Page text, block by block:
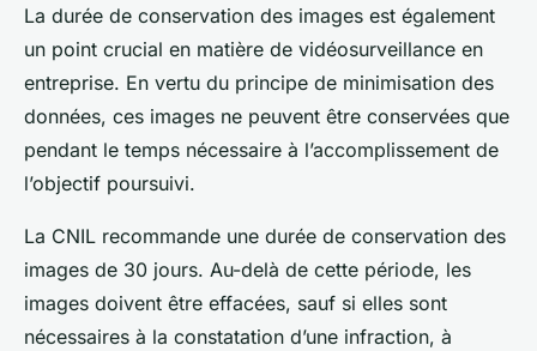
La durée de conservation des images est également
un point crucial en matière de vidéosurveillance en
entreprise. En vertu du principe de minimisation des
données, ces images ne peuvent être conservées que
pendant le temps nécessaire à l’accomplissement de
l’objectif poursuivi.
La CNIL recommande une durée de conservation des
images de 30 jours. Au-delà de cette période, les
images doivent être effacées, sauf si elles sont
nécessaires à la constatation d’une infraction, à